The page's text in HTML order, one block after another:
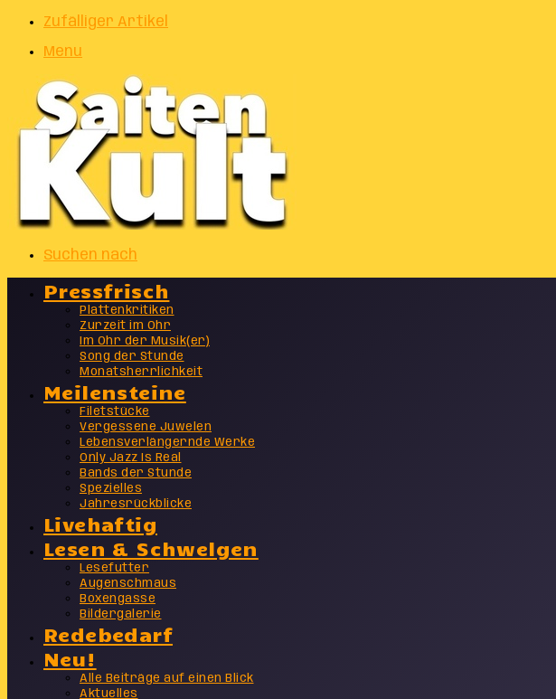
Zufälliger Artikel
Menu
Suchen nach
Pressfrisch
Plattenkritiken
Zurzeit im Ohr
Im Ohr der Musik(er)
Song der Stunde
Monatsherrlichkeit
Meilensteine
Filetstücke
Vergessene Juwelen
Lebensverlängernde Werke
Only Jazz Is Real
Bands der Stunde
Spezielles
Jahresrückblicke
Livehaftig
Lesen & Schwelgen
Lesefutter
Augenschmaus
Boxengasse
Bildergalerie
Redebedarf
Neu!
Alle Beiträge auf einen Blick
Aktuelles